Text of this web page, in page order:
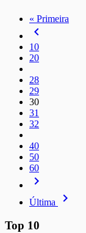
« Primeira
navigate_before
10
20
28
29
30
31
32
40
50
60
navigate_next
Última navigate_next
Top 10